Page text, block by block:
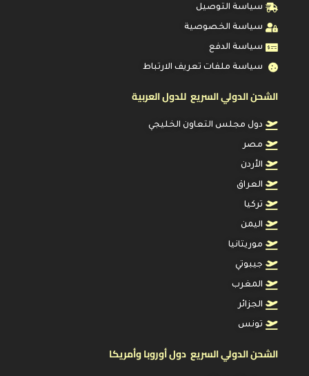
سياسة التوصيل
سياسة الخصوصية
سياسة الدفع
سياسة ملفات تعريف الارتباط
الشحن الدولي السريع للدول العربية
دول مجلس التعاون الخليجي
مصر
الأردن
العراق
تركيا
اليمن
موريتانيا
جيبوتي
المغرب
الجزائر
تونس
الشحن الدولي السريع دول أوروبا وأمريكا